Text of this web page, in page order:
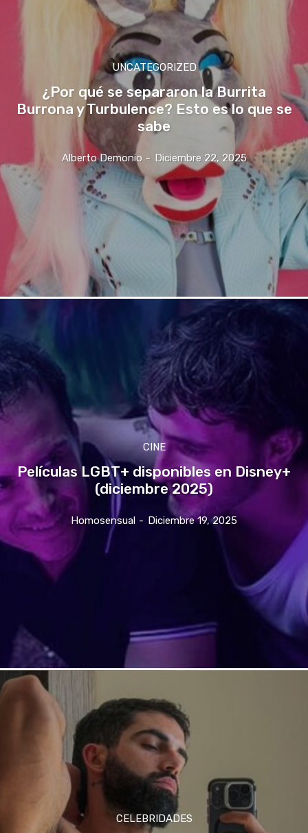
UNCATEGORIZED
¿Por qué se separaron la Burrita
Burrona y Turbulence? Esto es lo que se
sabe
Alberto Demonio - Diciembre 22, 2025
CINE
Películas LGBT+ disponibles en Disney+
(diciembre 2025)
Homosensual - Diciembre 19, 2025
CELEBRIDADES